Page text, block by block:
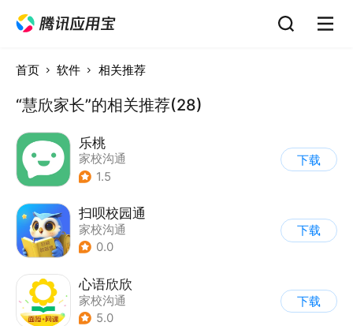
首页 软件 相关推荐
“慧欣家长”的相关推荐(28)
乐桃
家校沟通
1.5
下载
扫呗校园通
家校沟通
0.0
下载
心语欣欣
家校沟通
5.0
下载